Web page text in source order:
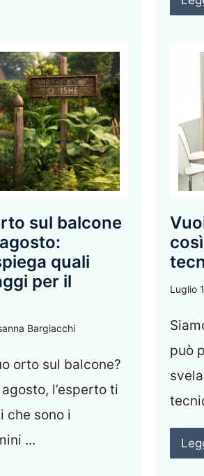
sul balcone
quali
per il
Bargiacchi
orto sul balcone?
l’esperto ti
che sono i
...
Luglio
può